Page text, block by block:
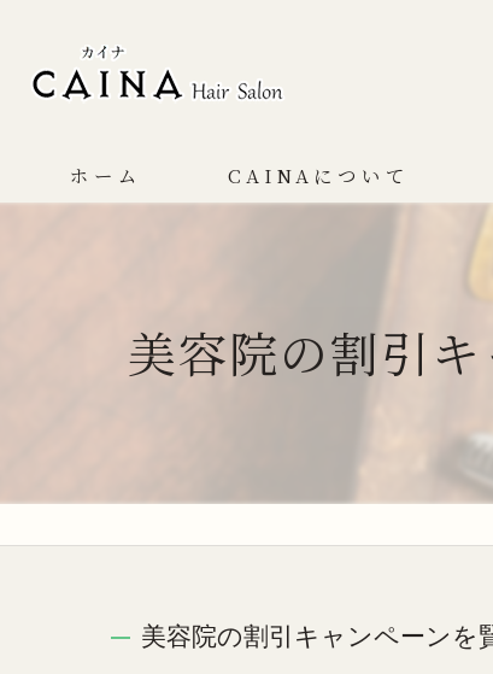
ホーム CAINAについて
美容院の割引
美容院の割引キャンペーンを